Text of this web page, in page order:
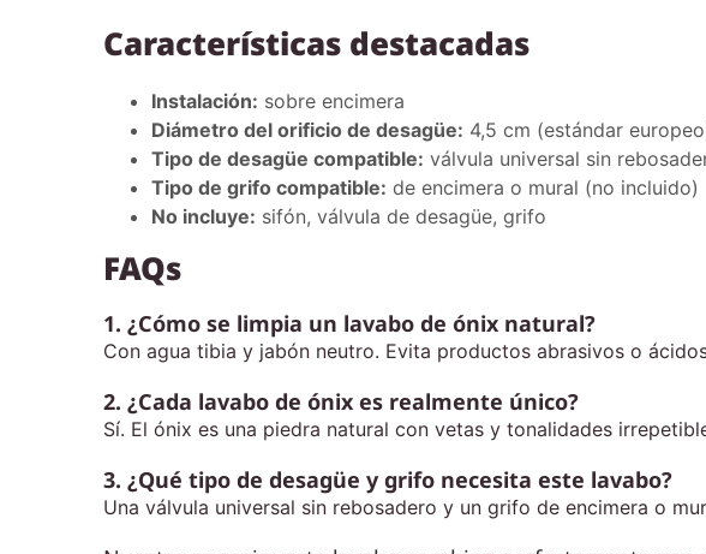
Características destacadas
Instalación: sobre encimera
Diámetro del orificio de desagüe: 4,5 cm (estándar
Tipo de desagüe compatible: válvula universal sin
Tipo de grifo compatible: de encimera o mural (no incluido)
No incluye: sifón, válvula de desagüe, grifo
FAQs
1. ¿Cómo se limpia un lavabo de ónix natural?
Con agua tibia y jabón neutro. Evita productos abrasivos o
2. ¿Cada lavabo de ónix es realmente único?
Sí. El ónix es una piedra natural con vetas y tonalidades
3. ¿Qué tipo de desagüe y grifo necesita este lavabo?
Una válvula universal sin rebosadero y un grifo de encimera o